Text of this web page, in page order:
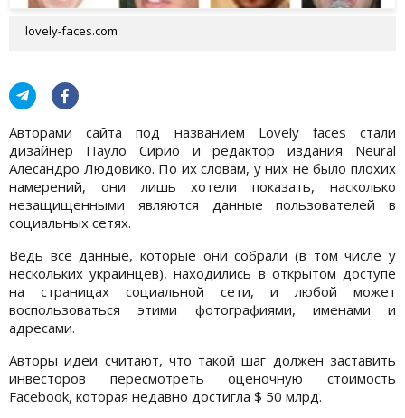
lovely-faces.com
Авторами сайта под названием Lovely faces стали
дизайнер Пауло Сирио и редактор издания Neural
Алесандро Людовико. По их словам, у них не было плохих
намерений, они лишь хотели показать, насколько
незащищенными являются данные пользователей в
социальных сетях.
Ведь все данные, которые они собрали (в том числе у
нескольких украинцев), находились в открытом доступе
на страницах социальной сети, и любой может
воспользоваться этими фотографиями, именами и
адресами.
Авторы идеи считают, что такой шаг должен заставить
инвесторов пересмотреть оценочную стоимость
Facebook, которая недавно достигла $ 50 млрд.